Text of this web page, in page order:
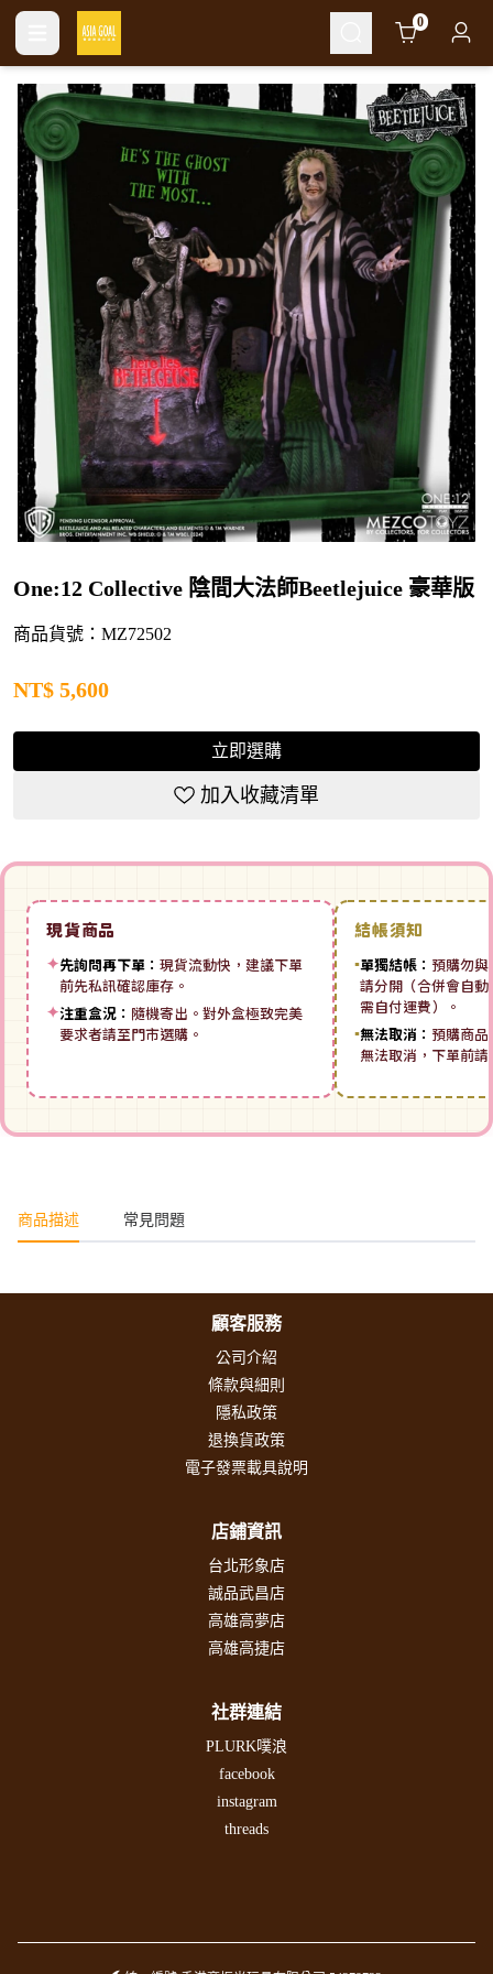
Cart 0
One:12 Collective 陰間大法師Beetlejuice 豪華版
商品貨號：MZ72502
NT$ 5,600
立即選購
加入收藏清單
現貨商品
✦先詢問再下單： 現貨流動快，建議下單
前先私訊確認庫存。
✦注重盒況： 隨機寄出。對外盒極致完美
要求者請至門市選購。
結帳須知
▪單獨結帳： 預購勿與
請分開（合併會自
需自付運費）。
▪無法取消： 預購商品
無法取消，下單前
商品描述 常見問題
顧客服務
公司介紹
條款與細則
隱私政策
退換貨政策
電子發票載具說明
店鋪資訊
台北形象店
誠品武昌店
高雄高夢店
高雄高捷店
社群連結
PLURK噗浪
facebook
instagram
threads